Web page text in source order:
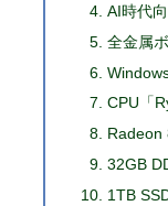
AI時代
全金属
CPU「
Radeon
32GB
1TB